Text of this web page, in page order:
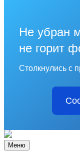
Не убран
не горит
Столкнулись с
Меню